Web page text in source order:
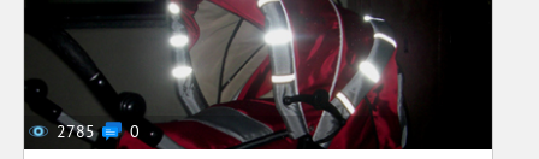
2785 0